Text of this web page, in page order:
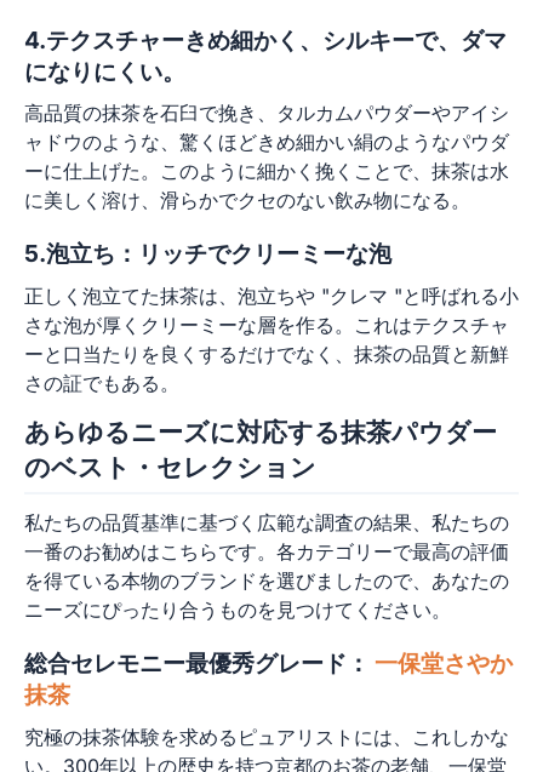
4.テクスチャーきめ細かく、シルキーで、ダマ
になりにくい。
高品質の抹茶を石臼で挽き、タルカムパウダーやアイシ
ャドウのような、驚くほどきめ細かい絹のようなパウダ
ーに仕上げた。このように細かく挽くことで、抹茶は水
に美しく溶け、滑らかでクセのない飲み物になる。
5.泡立ち：リッチでクリーミーな泡
正しく泡立てた抹茶は、泡立ちや "クレマ "と呼ばれる小
さな泡が厚くクリーミーな層を作る。これはテクスチャ
ーと口当たりを良くするだけでなく、抹茶の品質と新鮮
さの証でもある。
あらゆるニーズに対応する抹茶パウダー
のベスト・セレクション
私たちの品質基準に基づく広範な調査の結果、私たちの
一番のお勧めはこちらです。各カテゴリーで最高の評価
を得ている本物のブランドを選びましたので、あなたの
ニーズにぴったり合うものを見つけてください。
総合セレモニー最優秀グレード： 一保堂さやか
抹茶
究極の抹茶体験を求めるピュアリストには、これしかな
い。300年以上の歴史を持つ京都のお茶の老舗、一保堂